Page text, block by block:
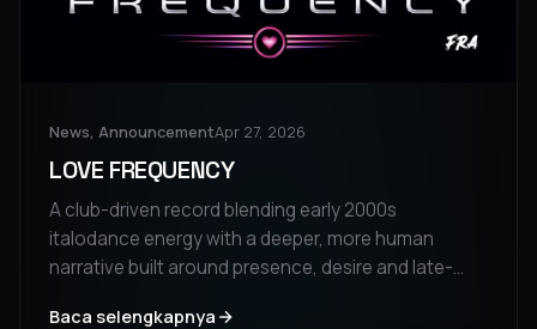
News, AnnouncementApr 27, 2026
LOVE FREQUENCY
A club-driven record blending early 2000s
italodance energy with a deeper, more human
narrative built around presence, desire and late-
Baca selengkapnya